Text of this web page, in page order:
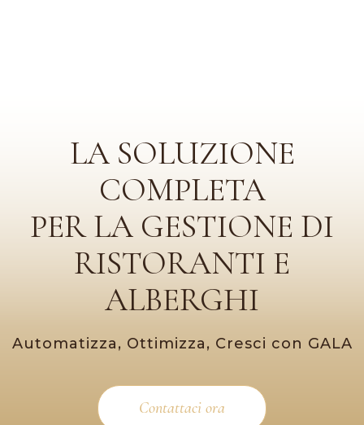
LA SOLUZIONE
COMPLETA
PER LA GESTIONE DI
RISTORANTI E
ALBERGHI
Automatizza, Ottimizza, Cresci con GALA
Contattaci ora